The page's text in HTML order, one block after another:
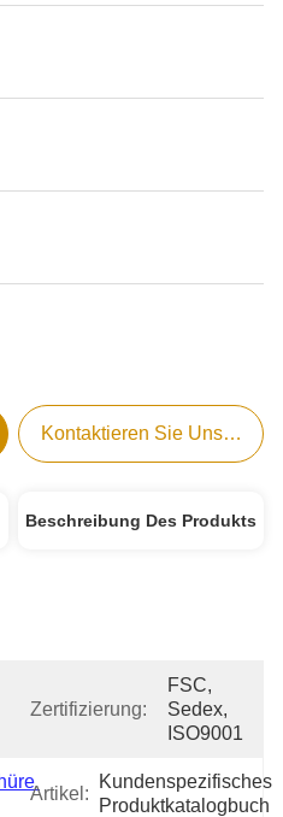
Kontaktieren Sie Uns Jetzt
Beschreibung Des Produkts
Zertifizierung:
FSC,
Sedex,
ISO9001
Artikel:
Kundenspezifisches
Produktkatalogbuch